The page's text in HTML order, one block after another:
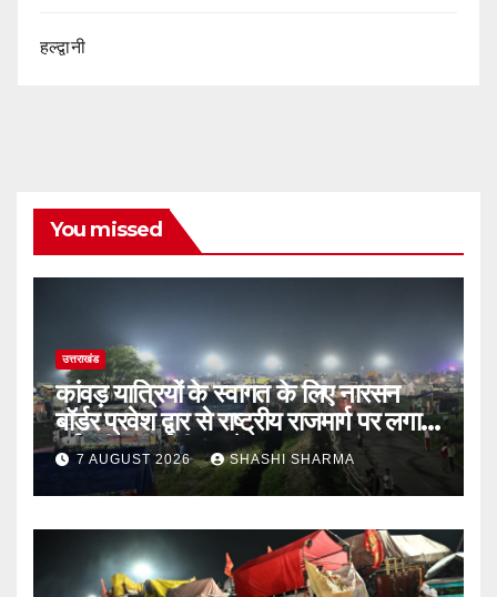
हल्द्वानी
You missed
उत्तराखंड
कांवड़ यात्रियों के स्वागत के लिए नारसन
बॉर्डर प्रवेश द्वार से राष्ट्रीय राजमार्ग पर लगाई
गई रंगीन एलईडी लाइटें
7 AUGUST 2026 SHASHI SHARMA